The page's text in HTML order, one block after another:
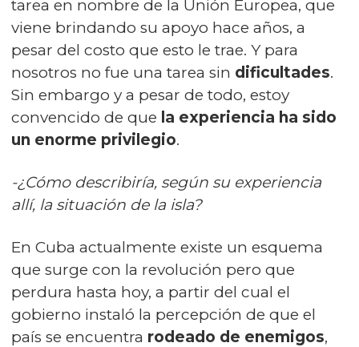
tarea en nombre de la Unión Europea, que
viene brindando su apoyo hace años, a
pesar del costo que esto le trae. Y para
nosotros no fue una tarea sin dificultades.
Sin embargo y a pesar de todo, estoy
convencido de que la experiencia ha sido
un enorme privilegio.
-¿Cómo describiría, según su experiencia
allí, la situación de la isla?
En Cuba actualmente existe un esquema
que surge con la revolución pero que
perdura hasta hoy, a partir del cual el
gobierno instaló la percepción de que el
país se encuentra rodeado de enemigos,